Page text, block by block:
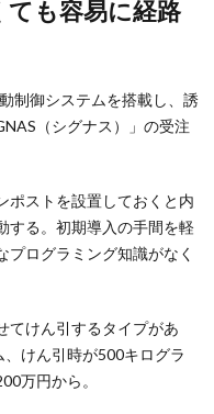
制御システムを搭載し、誘
（シグナス）」の受注
ポストを設置しておくと内
する。初期導入の手間を軽
ログラミング知識がなく
てけん引するタイプがあ
けん引時が500キログラ
万円から。